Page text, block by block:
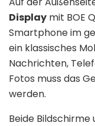
Display mit BOE
Smartphone im
ein klassisches
Nachrichten,
Fotos muss das
werden.
Beide